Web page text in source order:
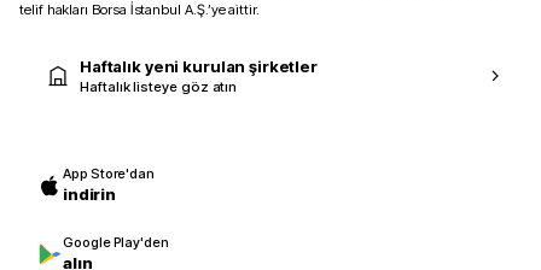
telif hakları Borsa İstanbul A.Ş.’ye aittir.
Haftalık yeni kurulan şirketler
Haftalık listeye göz atın
App Store'dan
indirin
Google Play'den
alın